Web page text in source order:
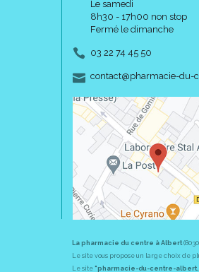
Le samedi
8h30 - 17h00 non stop
Fermé le dimanche
03 22 74 45 50
contact-
@-
pharmacie-du-
La pharmacie du centre à Albert
Le site vous propose un large choix de
Le site "pharmacie-du-centre-